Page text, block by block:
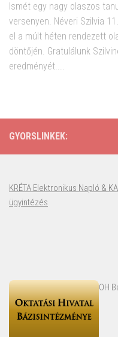
Ismét egy nagy olaszos
versenyen. Néveri Szilvia
el a múlt héten rendezett
döntőjén. Gratulálunk
eredményét....
GYORSLINKEK:
KRÉTA Elektronikus Napló &
ügyintézés
OH